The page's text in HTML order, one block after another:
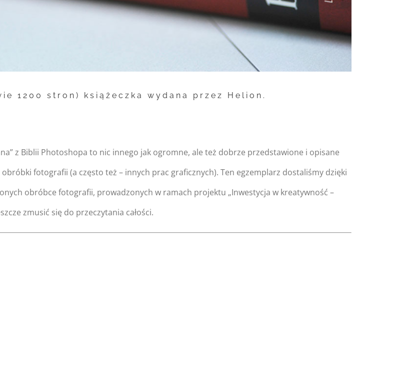
1200 stron) książeczka wydana przez Helion.
z Biblii Photoshopa to nic innego jak ogromne, ale też dobrze przedstawione i opisane
fotografii (a często też – innych prac graficznych). Ten egzemplarz dostaliśmy dzięki
obróbce fotografii, prowadzonych w ramach projektu „Inwestycja w kreatywność –
zmusić się do przeczytania całości.